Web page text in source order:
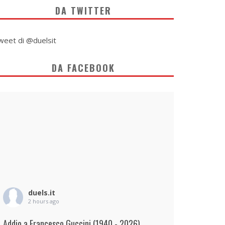
DA TWITTER
di @duelsit
DA FACEBOOK
duels.it
2 hours ago